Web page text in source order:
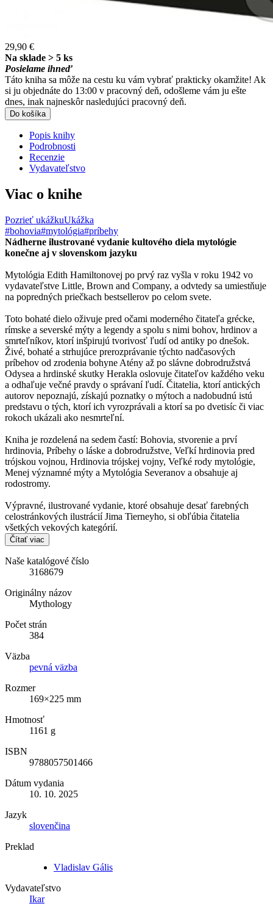
29,90 €
Na sklade > 5 ks
Posielame ihneď
Táto kniha sa môže na cestu ku vám vybrať prakticky okamžite! Ak
si ju objednáte do 13:00 v pracovný deň, odošleme vám ju ešte
dnes, inak najneskôr nasledujúci pracovný deň.
Do košíka
Popis knihy
Podrobnosti
Recenzie
Vydavateľstvo
Viac o knihe
Pozrieť ukážkuUkážka
#bohovia#mytológia#príbehy
Nádherne ilustrované vydanie kultového diela mytológie
konečne aj v slovenskom jazyku
Mytológia Edith Hamiltonovej po prvý raz vyšla v roku 1942 vo
vydavateľstve Little, Brown and Company, a odvtedy sa umiestňuje
na popredných priečkach bestsellerov po celom svete.
Toto bohaté dielo oživuje pred očami moderného čitateľa grécke,
rímske a severské mýty a legendy a spolu s nimi bohov, hrdinov a
smrteľníkov, ktorí inšpirujú tvorivosť ľudí od antiky po dnešok.
Živé, bohaté a strhujúce prerozprávanie týchto nadčasových
príbehov od zrodenia bohyne Atény až po slávne dobrodružstvá
Odysea a hrdinské skutky Herakla oslovuje čitateľov každého veku
a odhaľuje večné pravdy o správaní ľudí. Čitatelia, ktorí antických
autorov nepoznajú, získajú poznatky o mýtoch a nadobudnú istú
predstavu o tých, ktorí ich vyrozprávali a ktorí sa po dvetisíc či viac
rokoch ukázali ako nesmrteľní.
Kniha je rozdelená na sedem častí: Bohovia, stvorenie a prví
hrdinovia, Príbehy o láske a dobrodružstve, Veľkí hrdinovia pred
trójskou vojnou, Hrdinovia trójskej vojny, Veľké rody mytológie,
Menej významné mýty a Mytológia Severanov a obsahuje aj
rodostromy.
Výpravné, ilustrované vydanie, ktoré obsahuje desať farebných
celostránkových ilustrácií Jima Tierneyho, si obľúbia čitatelia
všetkých vekových kategórií.
Čítať viac
Naše katalógové číslo
3168679
Originálny názov
Mythology
Počet strán
384
Väzba
pevná väzba
Rozmer
169×225 mm
Hmotnosť
1161 g
ISBN
9788057501466
Dátum vydania
10. 10. 2025
Jazyk
slovenčina
Preklad
Vladislav Gális
Vydavateľstvo
Ikar